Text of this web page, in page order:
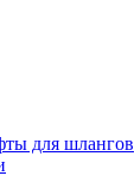
для шлангов